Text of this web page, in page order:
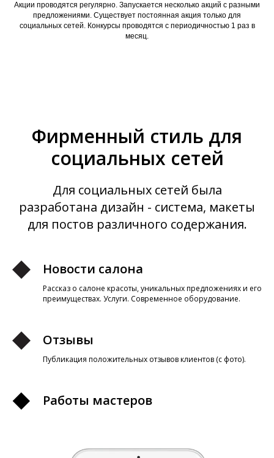
Акции проводятся регулярно. Запускается несколько акций с разными
предложениями. Существует постоянная акция только для
социальных сетей. Конкурсы проводятся с периодичностью 1 раз в
месяц.
Фирменный стиль для
социальных сетей
Для социальных сетей была
разработана дизайн - система, макеты
для постов различного содержания.
Новости салона
Рассказ о салоне красоты, уникальных предложениях и его
преимуществах. Услуги. Современное оборудование.
Отзывы
Публикация положительных отзывов клиентов (с фото).
Работы мастеров